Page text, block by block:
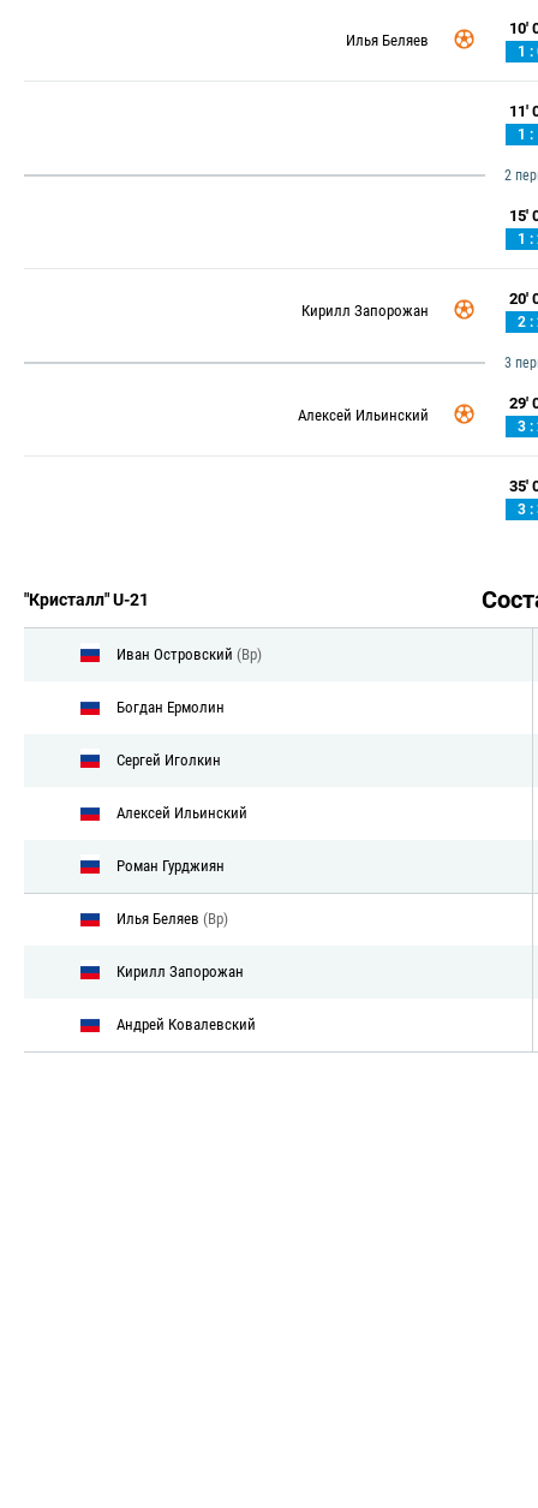
Илья Беляев
10'
1 :
11'
1 :
2
15'
1 :
Кирилл Запорожан
20'
2 :
3
Алексей Ильинский
29'
3 :
35'
3 :
"Кристалл" U-21
Иван Островский (Вр)
Богдан Ермолин
Сергей Иголкин
Алексей Ильинский
Роман Гурджиян
Илья Беляев (Вр)
Кирилл Запорожан
Андрей Ковалевский